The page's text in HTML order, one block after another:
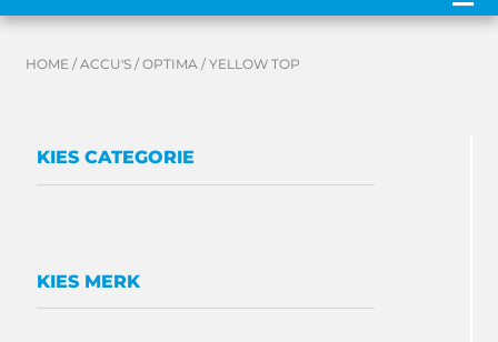
HOME /ACCU'S /OPTIMA / YELLOW TOP
KIES CATEGORIE
KIES MERK